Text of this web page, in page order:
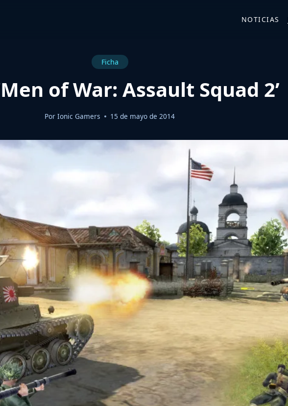
NOTICIAS
Ficha
of War: Assault Squad 2’
Por Ionic Gamers 15 de mayo de 2014